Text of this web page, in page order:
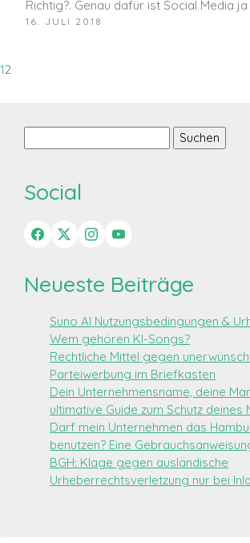
Richtig?. Genau dafür ist Social Media
16. JULI 2018
12
nach:
Social
Neueste Beiträge
Suno AI Nutzungsbedingungen &
Wem gehören KI-Songs?
Rechtliche Mittel gegen
Parteiwerbung im Briefkasten
Dein Unternehmensname, deine
ultimative Guide zum Schutz deines
Darf mein Unternehmen das
benutzen? Eine
BGH: Klage gegen ausländische
Urheberrechtsverletzung nur bei